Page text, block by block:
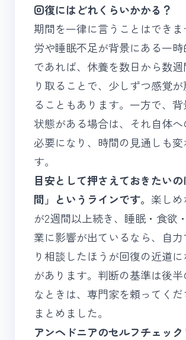
回復にはどれくらいかかる？
期間を一律に言うことはでき
労や睡眠不足が背景にある一時
であれば、休養を数日から数
り取ることで、少しずつ感覚が
ることもあります。一方で、
状態がある場合は、それ自体
必要になり、時間の見通しも変
す。
目安として押さえておきたい
間」というラインです。 楽し
が2週間以上続き、睡眠・食欲
業に影響が出ているなら、自力
り相談したほうが回復の近道に
があります。判断の基準は後半
なときは、専門家を頼ってくだ
まとめました。
アンヘドニアのセルフチェック